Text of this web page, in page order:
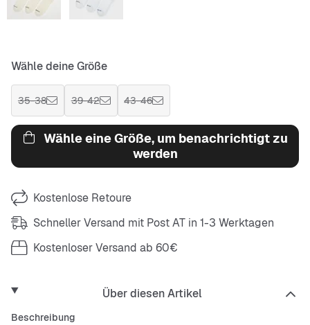
Wähle deine Größe
35-38 39-42 43-46
Wähle eine Größe, um benachrichtigt zu
werden
Kostenlose Retoure
Schneller Versand mit Post AT in 1-3 Werktagen
Kostenloser Versand ab 60€
Über diesen Artikel
Beschreibung